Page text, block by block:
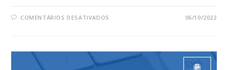
COMENTÁRIOS DESATIVADOS 06/10/2022